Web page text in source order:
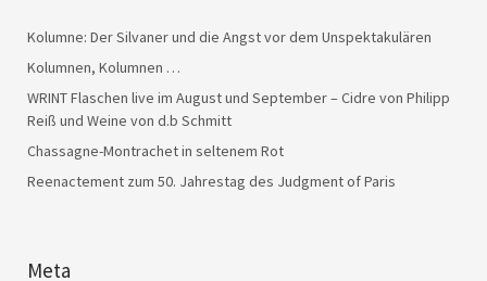
Kolumne: Der Silvaner und die Angst vor dem Unspektakulären
Kolumnen, Kolumnen …
WRINT Flaschen live im August und September – Cidre von Philipp
Reiß und Weine von d.b Schmitt
Chassagne-Montrachet in seltenem Rot
Reenactement zum 50. Jahrestag des Judgment of Paris
Meta